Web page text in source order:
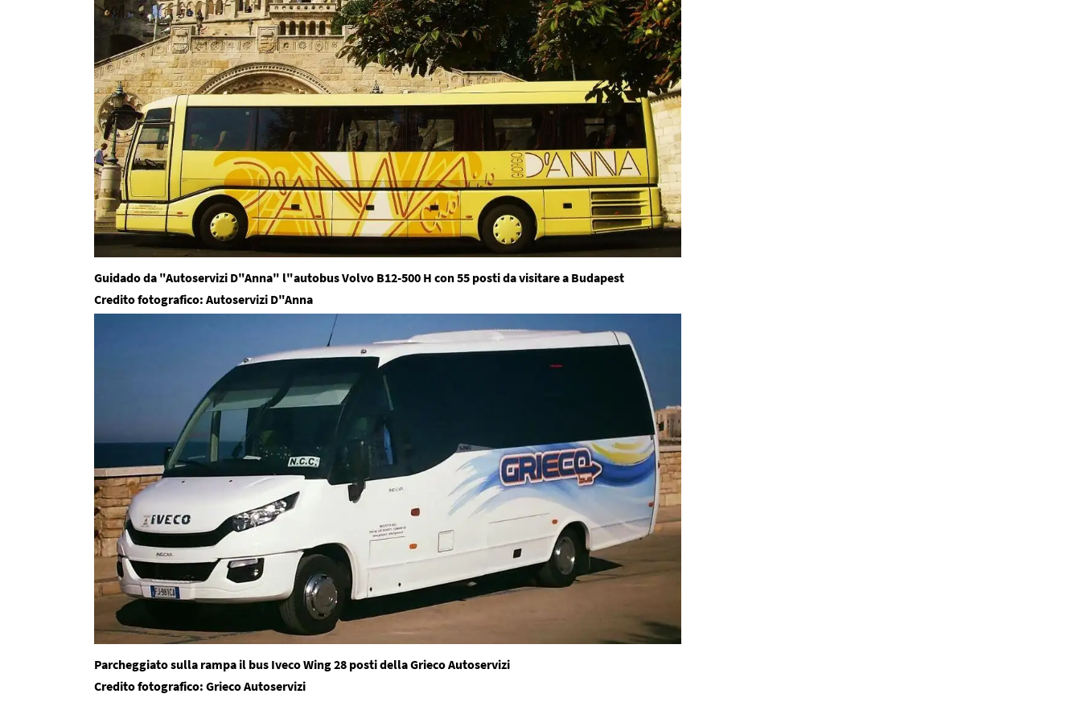
Guidado da "Autoservizi D"Anna" l"autobus Volvo B12-500 H con 55 posti da visitare a Budapest
Credito fotografico: Autoservizi D"Anna
Parcheggiato sulla rampa il bus Iveco Wing 28 posti della Grieco Autoservizi
Credito fotografico: Grieco Autoservizi